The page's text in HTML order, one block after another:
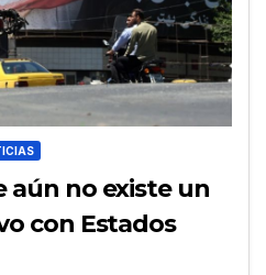
aún no existe un
con Estados